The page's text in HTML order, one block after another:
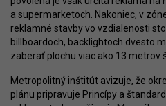
a supermarketoch. Nakoniec, v
reklamné stavby vo vzdialenosti
billboardoch, backlightoch dvesto
zaberať plochu viac ako 13 metrov
Metropolitný inštitút avizuje, že
plánu pripravuje Princípy a